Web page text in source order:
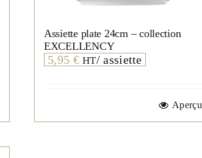
Assiette plate 24cm – collection
EXCELLENCY
5,95 € HT/ assiette
Aperçu